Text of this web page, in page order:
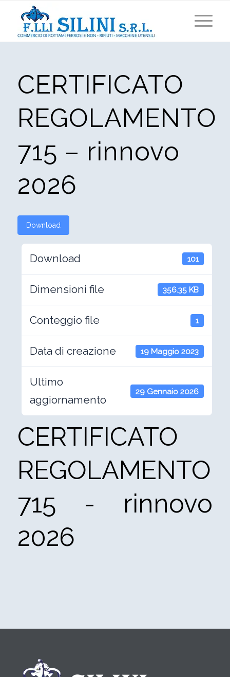
CERTIFICATO
REGOLAMENTO
715 – rinnovo
2026
Download
Download 101
Dimensioni file 356.35 KB
Conteggio file 1
Data di creazione 19 Maggio 2023
Ultimo
aggiornamento
29 Gennaio 2026
CERTIFICATO
REGOLAMENTO
715 - rinnovo
2026